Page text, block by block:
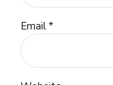
Email *